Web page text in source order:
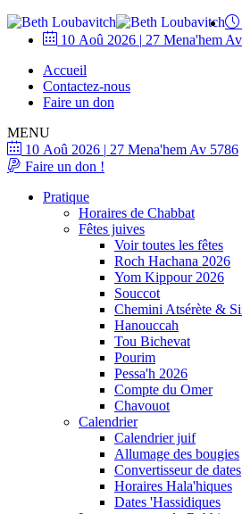
10 Aoû 2026 | 27 Mena'hem
Accueil
Contactez-nous
Faire un don
MENU
10 Aoû 2026 | 27 Mena'hem Av 5786
Faire un don !
Pratique
Horaires de Chabbat
Fêtes juives
Voir toutes les fêtes
Roch Hachana 2026
Yom Kippour 2026
Souccot
Chemini Atsérète &
Hanouccah
Tou Bichevat
Pourim
Pessa'h 2026
Compte du Omer
Chavouot
Calendrier
Calendrier juif
Allumage des bougies
Convertisseur de dates
Horaires Hala'hiques
Dates 'Hassidiques